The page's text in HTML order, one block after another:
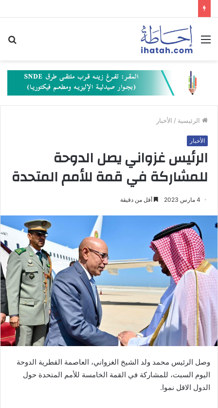
القائمة
الرئيسية / الأخبار
الأخبار
الرئيس غزواني يصل الدوحة
للمشاركة في قمة للأمم المتحدة
4 مارس 2023 أقل من دقيقة
وصل الرئيس محمد ولد الشيخ الغزواني، العاصمة القطرية الدوحة
اليوم السبت، للمشاركة في القمة الخامسة للأمم المتحدة حول
الدول الاقل نموا.